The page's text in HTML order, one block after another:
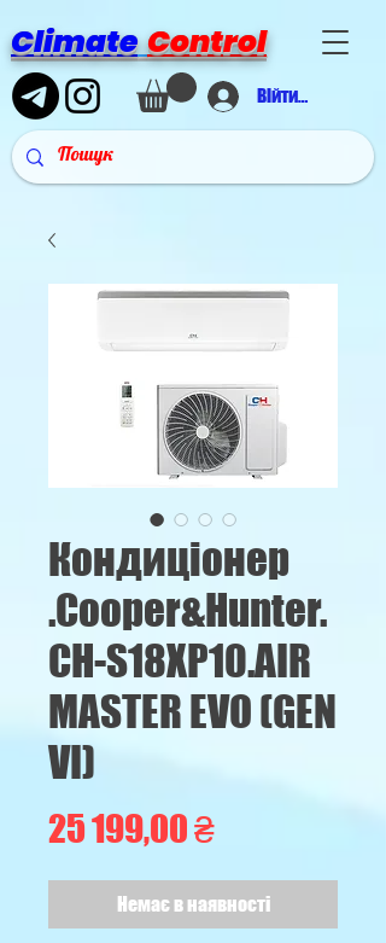
Climate Control
Війти в аккаунт
Кондиціонер
.Cooper&Hunter.
CH-S18XP10.AIR
MASTER EVO (GEN
VI)
25 199,00 ₴Ціна
Немає в наявності